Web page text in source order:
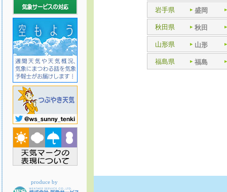
岩手県 盛岡
秋田県 秋田
山形県 山形
福島県 福島
produce by